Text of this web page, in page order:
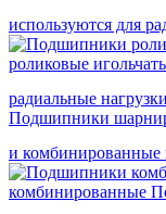
используются для
роликовые
радиальные
Подшипники
и комбинированные
комбинированные